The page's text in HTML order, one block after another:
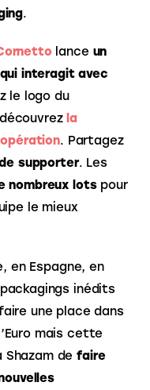
.
lance un
interagit avec
le logo du
la
. Partagez
supporter. Les
nombreux lots pour
le mieux
en Espagne, en
inédits
une place dans
mais cette
de faire